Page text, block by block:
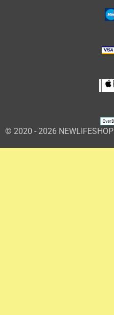
© 2020 - 2026 NEWLIFESHOP